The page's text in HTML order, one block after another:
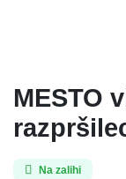
MESTO
Na zalihi